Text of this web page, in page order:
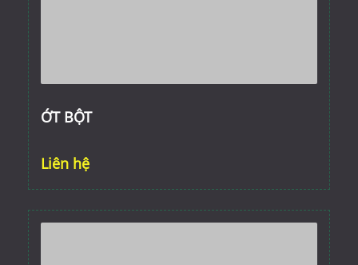
ỚT BỘT
Liên hệ